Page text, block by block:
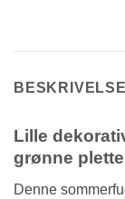
BESKRIVELSE
Lille
grønne
Denne